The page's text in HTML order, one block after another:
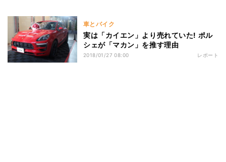
車とバイク
実は「カイエン」より売れていた! ポル
シェが「マカン」を推す理由
2018/01/27 08:00 レポート